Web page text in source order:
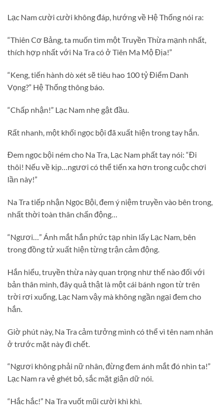
Lạc Nam cười cười không đáp, hướng về Hệ Thống nói ra:
“Thiên Cơ Bảng, ta muốn tìm một Truyền Thừa mạnh nhất,
thích hợp nhất với Na Tra có ở Tiên Ma Mộ Địa!”
“Keng, tiến hành dò xét sẽ tiêu hao 100 tỷ Điểm Danh
Vọng?” Hệ Thống thông báo.
“Chấp nhận!” Lạc Nam nhẹ gật đầu.
Rất nhanh, một khối ngọc bội đã xuất hiện trong tay hắn.
Đem ngọc bội ném cho Na Tra, Lạc Nam phất tay nói: “Đi
thôi! Nếu về kịp…ngươi có thể tiến xa hơn trong cuộc chơi
lần này!”
Na Tra tiếp nhận Ngọc Bội, đem ý niệm truyền vào bên trong,
nhất thời toàn thân chấn động…
“Ngươi…” Ánh mắt hắn phức tạp nhìn lấy Lạc Nam, bên
trong đồng tử xuất hiện từng trận cảm động.
Hắn hiểu, truyền thừa này quan trọng như thế nào đối với
bản thân mình, đây quả thật là một cái bánh ngon từ trên
trời rơi xuống, Lạc Nam vậy mà không ngần ngại đem cho
hắn.
Giờ phút này, Na Tra cảm tưởng mình có thể vì tên nam nhân
ở trước mặt này đi chết.
“Ngươi không phải nữ nhân, đừng đem ánh mắt đó nhìn ta!”
Lạc Nam ra vẻ ghét bỏ, sắc mặt giận dữ nói.
“Hắc hắc!” Na Tra vuốt mũi cười khì khì.